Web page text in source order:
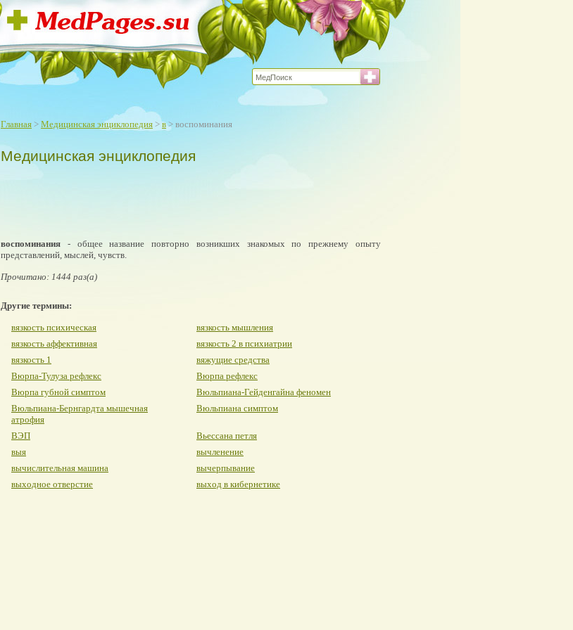
Главная > Медицинская энциклопедия > в> воспоминания
Медицинская энциклопедия
воспоминания - общее название повторно возникших знакомых по прежнему опыту
представлений, мыслей, чувств.
Прочитано: 1444 раз(а)
Другие термины:
вязкость психическая
вязкость мышления
вязкость аффективная
вязкость 2 в психиатрии
вязкость 1
вяжущие средства
Вюрпа-Тулуза рефлекс
Вюрпа рефлекс
Вюрпа губной симптом
Вюльпиана-Гейденгайна феномен
Вюльпиана-Бернгардта мышечная
атрофия
Вюльпиана симптом
ВЭП
Вьессана петля
выя
вычленение
вычислительная машина
вычерпывание
выходное отверстие
выход в кибернетике